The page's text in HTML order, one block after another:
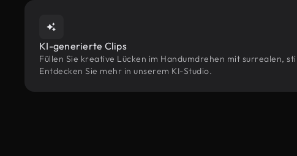
KI-generierte Clips
Füllen Sie kreative Lücken im Handumdrehen mit surrealen,
Entdecken Sie mehr in unserem KI-Studio.